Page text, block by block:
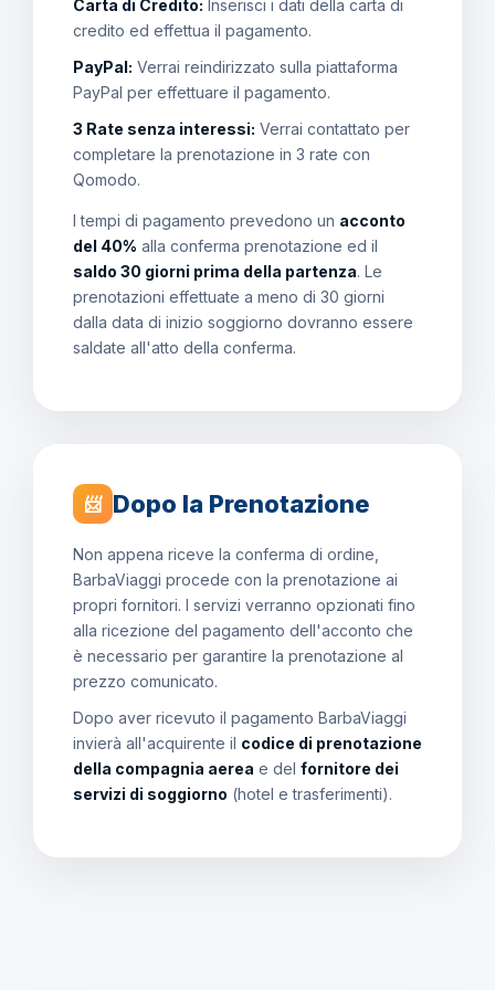
Carta di Credito: Inserisci i dati della carta di
credito ed effettua il pagamento.
PayPal: Verrai reindirizzato sulla piattaforma
PayPal per effettuare il pagamento.
3 Rate senza interessi: Verrai contattato per
completare la prenotazione in 3 rate con
Qomodo.
I tempi di pagamento prevedono un acconto
del 40% alla conferma prenotazione ed il
saldo 30 giorni prima della partenza. Le
prenotazioni effettuate a meno di 30 giorni
dalla data di inizio soggiorno dovranno essere
saldate all'atto della conferma.
📨 Dopo la Prenotazione
Non appena riceve la conferma di ordine,
BarbaViaggi procede con la prenotazione ai
propri fornitori. I servizi verranno opzionati fino
alla ricezione del pagamento dell'acconto che
è necessario per garantire la prenotazione al
prezzo comunicato.
Dopo aver ricevuto il pagamento BarbaViaggi
invierà all'acquirente il codice di prenotazione
della compagnia aerea e del fornitore dei
servizi di soggiorno (hotel e trasferimenti).